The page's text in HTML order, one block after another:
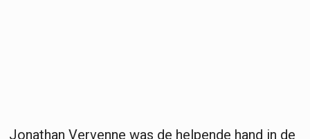
Jonathan Vervenne was de helpende hand in de